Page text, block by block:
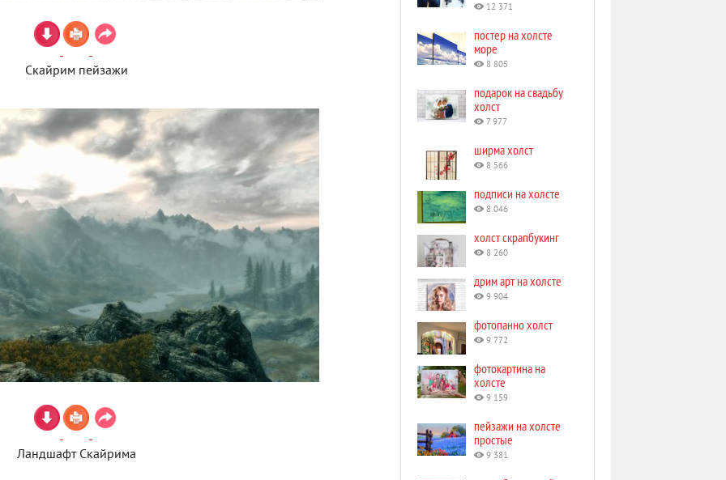
Скайрим пейзажи
Ландшафт Скайрима
12 371
постер на холсте
море
8 805
подарок на свадьбу
холст
7 977
ширма холст
8 566
подписи на холсте
8 046
холст скрапбукинг
8 260
дрим арт на холсте
9 904
фотопанно холст
9 772
фотокартина на
холсте
9 159
пейзажи на холсте
простые
9 381